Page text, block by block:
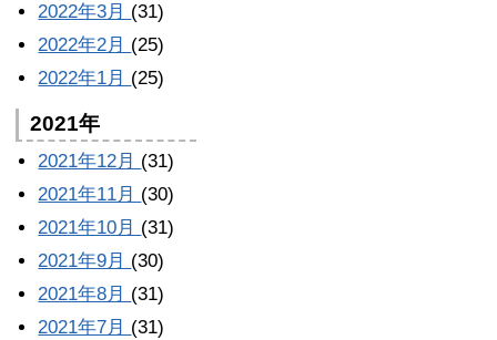
2022年3月 (31)
2022年2月 (25)
2022年1月 (25)
2021年
2021年12月 (31)
2021年11月 (30)
2021年10月 (31)
2021年9月 (30)
2021年8月 (31)
2021年7月 (31)